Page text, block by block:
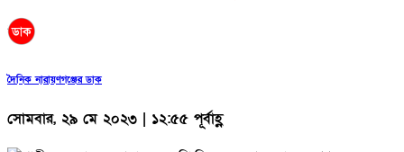
দৈনিক নারায়ণগঞ্জের ডাক
সোমবার, ২৯ মে ২০২৩ | ১২:৫৫ পূর্বাহ্ণ